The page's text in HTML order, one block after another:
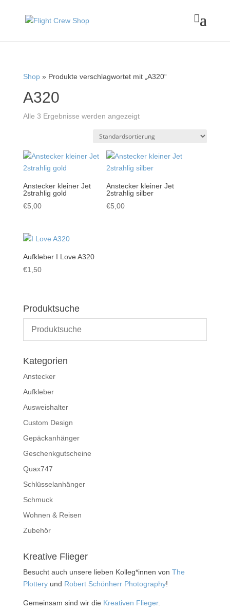

Shop» Produkte verschlagwortet mit „A320“
A320
Alle 3 Ergebnisse werden angezeigt
Anstecker kleiner Jet
2strahlig gold
€5,00
Anstecker kleiner Jet
2strahlig silber
€5,00
Aufkleber I Love A320
€1,50
Produktsuche
Kategorien
Anstecker
Aufkleber
Ausweishalter
Custom Design
Gepäckanhänger
Geschenkgutscheine
Quax747
Schlüsselanhänger
Schmuck
Wohnen & Reisen
Zubehör
Kreative Flieger
Besucht auch unsere lieben Kolleg*innen von The
Plotteryund Robert Schönherr Photography!
Gemeinsam sind wir die Kreativen Flieger.